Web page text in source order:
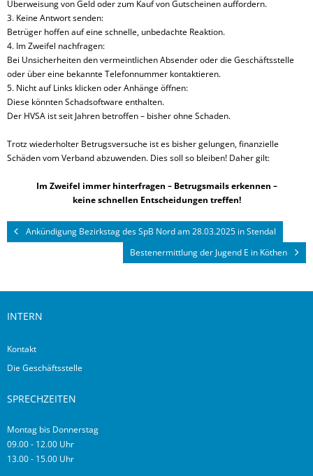
Überweisung von Geld oder zum Kauf von Gutscheinen auffordern.
3. Keine Antwort senden:
Betrüger hoffen auf eine schnelle, unbedachte Reaktion.
4. Im Zweifel nachfragen:
Bei Unsicherheitenden vermeintlichen Absenderoderdie Geschäftsstelle
oder über eine bekannte Telefonnummer kontaktieren.
5. Nicht auf Links klicken oder Anhänge öffnen:
Diese könnten Schadsoftware enthalten.
Der HVSA ist seit Jahren betroffen – bisher ohne Schaden.
Trotz wiederholter Betrugsversuche ist es bisher gelungen, finanzielle
SchädenvomVerbandabzuwenden. Dies soll so bleiben! Daher gilt:
Im Zweifel immer hinterfragen – Betrugsmails erkennen –
keine schnellen Entscheidungen treffen!
Ankündigung Bezirkstag des SpB Nord am 28.03.2025 in Stendal
Bestenermittlung der Jugend E in Köthen
INTERN
Kontakt
Die Geschäftsstelle
SPRECHZEITEN
Montag bis Donnerstag
09.00 - 12.00 Uhr
13.00 - 15.00 Uhr